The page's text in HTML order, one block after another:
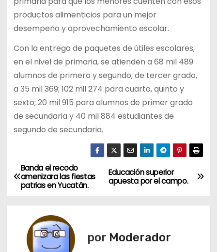
productos alimenticios para un mejor
desempeño y aprovechamiento escolar.
Con la entrega de paquetes de útiles escolares,
en el nivel de primaria, se atienden a 68 mil 489
alumnos de primero y segundo; de tercer grado,
a 35 mil 369; 102 mil 274 para cuarto, quinto y
sexto; 20 mil 915 para alumnos de primer grado
de secundaria y 40 mil 884 estudiantes de
segundo de secundaria.
N
a
Educación superior
apuesta por el campo.
Banda el recodo
amenizara las fiestas
patrias en Yucatán.
por Moderador